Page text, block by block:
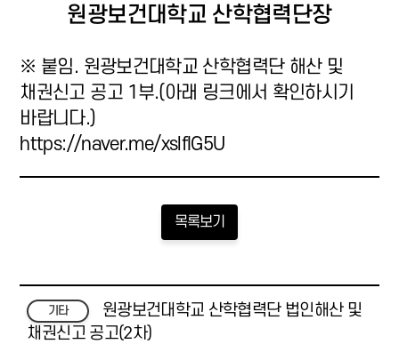
원광보건대학교 산학협력단장
※ 붙임. 원광보건대학교 산학협력단 해산 및
채권신고 공고 1부.(아래 링크에서 확인하시기
바랍니다.)
https://naver.me/xslfIG5U
목록보기
기타
원광보건대학교 산학협력단 법인해산 및
채권신고 공고(2차)